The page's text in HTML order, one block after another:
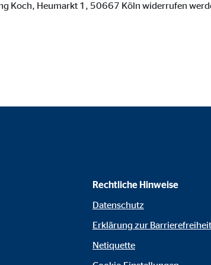
Koch, Heumarkt 1, 50667 Köln widerrufen
Rechtliche Hinweise
Datenschutz
Erklärung zur Barrierefreiheit
Netiquette